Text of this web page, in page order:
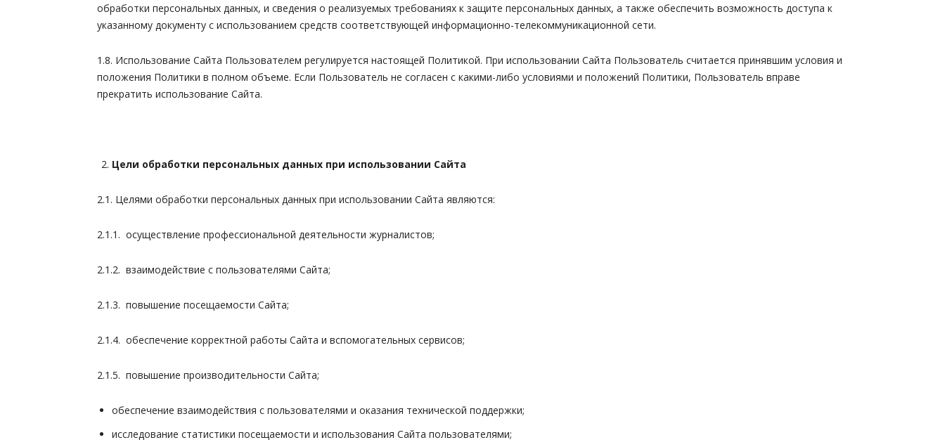
обработки персональных данных, и сведения о реализуемых требованиях к защите персональных данных, а также обеспечить возможность доступа к
указанному документу с использованием средств соответствующей информационно-телекоммуникационной сети.
1.8. Использование Сайта Пользователем регулируется настоящей Политикой. При использовании Сайта Пользователь считается принявшим условия и
положения Политики в полном объеме. Если Пользователь не согласен с какими-либо условиями и положений Политики, Пользователь вправе
прекратить использование Сайта.
Цели обработки персональных данных при использовании Сайта
2.1. Целями обработки персональных данных при использовании Сайта являются:
2.1.1. осуществление профессиональной деятельности журналистов;
2.1.2. взаимодействие с пользователями Сайта;
2.1.3. повышение посещаемости Сайта;
2.1.4. обеспечение корректной работы Сайта и вспомогательных сервисов;
2.1.5. повышение производительности Сайта;
обеспечение взаимодействия с пользователями и оказания технической поддержки;
исследование статистики посещаемости и использования Сайта пользователями;